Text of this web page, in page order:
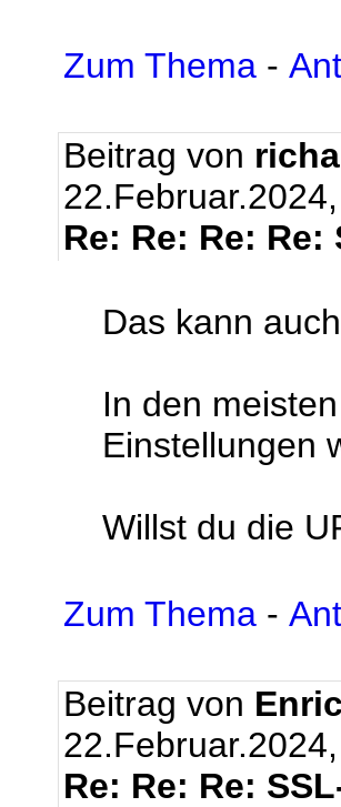
Zum Thema -
Beitrag von
Re: Re: Re: Re:
Das kann
In den
Einstellungen
Willst du die
Zum Thema -
Beitrag von
Re: Re: Re: